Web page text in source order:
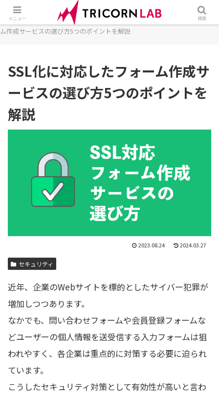
ホーム フォーム セキュリティ
SSL化に対応したフォー
ム作成サービスの選び方5つのポイントを解説
SSL化に対応したフォーム作成サ
ービスの選び方5つのポイントを
解説
2023.08.24 2024.03.27
セキュリティ
近年、企業のWebサイトを標的としたサイバー犯罪が
増加しつつあります。
なかでも、問い合わせフォームや会員登録フォームな
どユーザーの個人情報を送受信する入力フォームは狙
われやすく、各企業は重点的に対策する必要に迫られ
ています。
こうしたセキュリティ対策として有効性が高いと言わ
メニュー 検索